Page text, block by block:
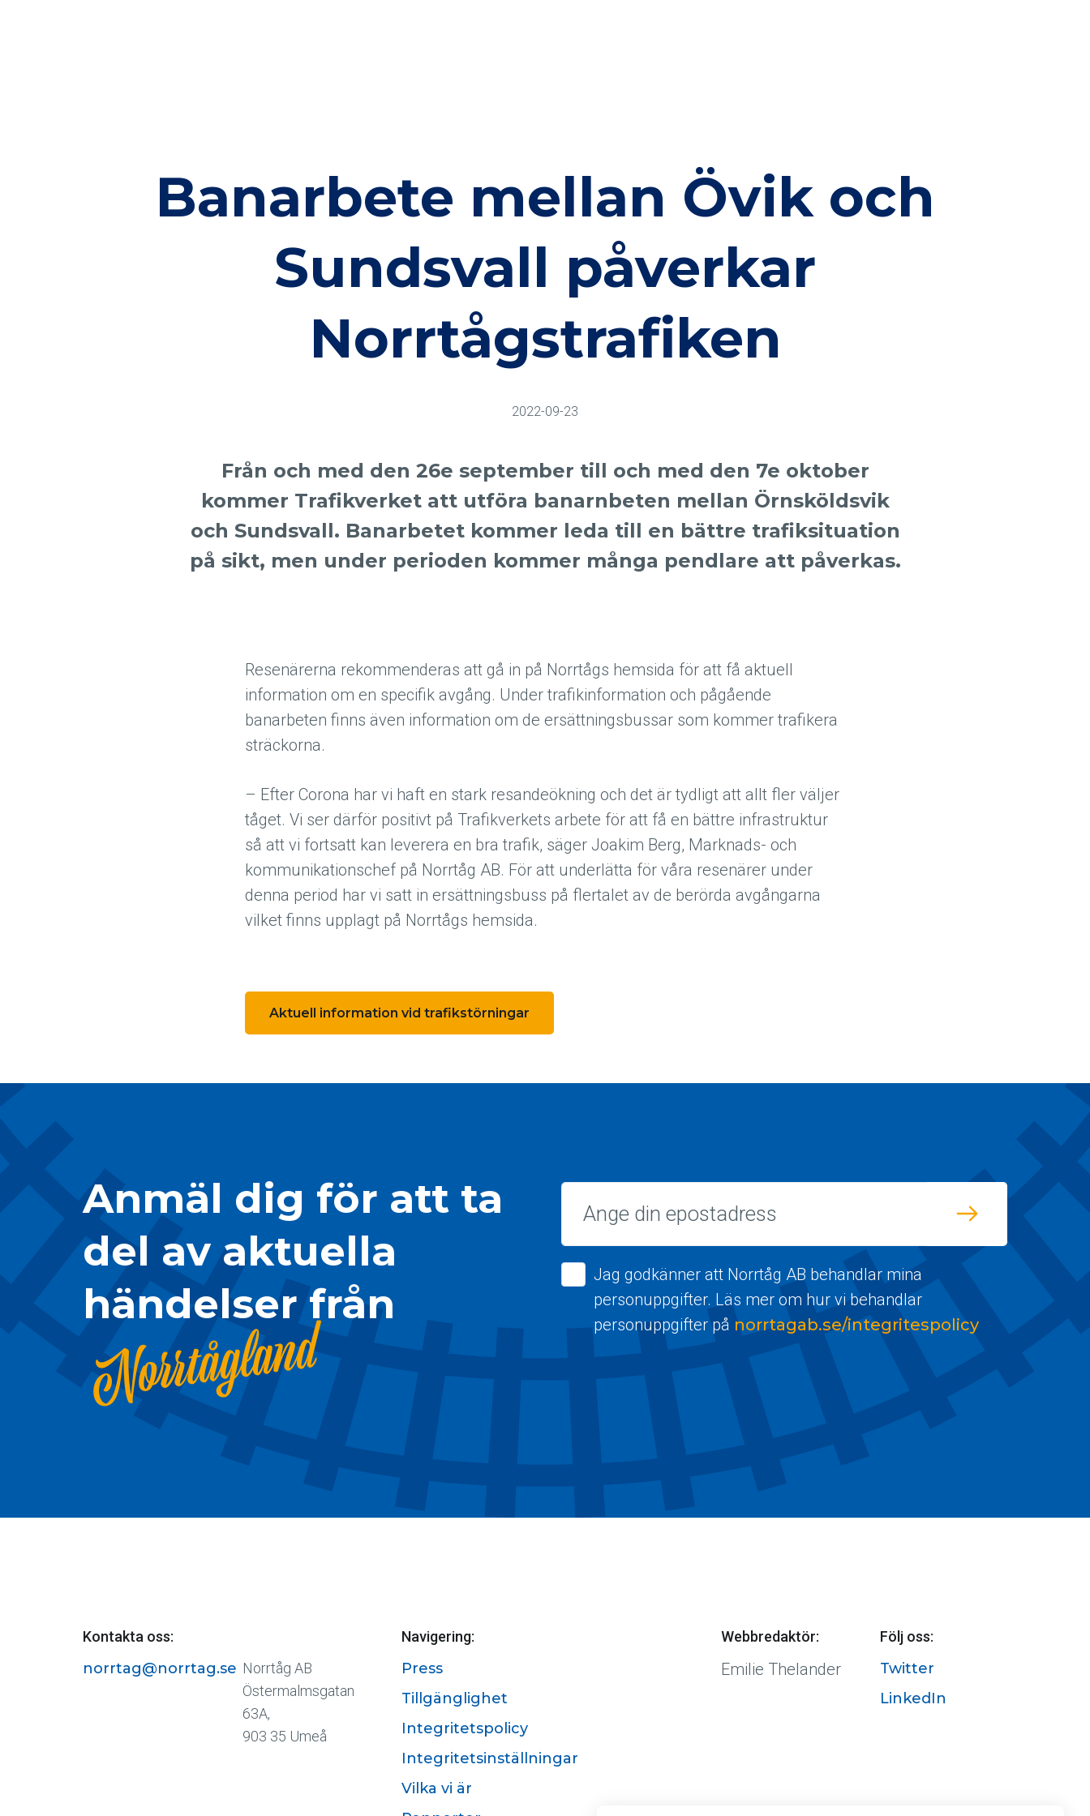
Banarbete mellan Övik och
Sundsvall påverkar
Norrtågstrafiken
2022-09-23
Från och med den 26e september till och med den 7e oktober
kommer Trafikverket att utföra banarnbeten mellan Örnsköldsvik
och Sundsvall. Banarbetet kommer leda till en bättre trafiksituation
på sikt, men under perioden kommer många pendlare att påverkas.
Resenärerna rekommenderas att gå in på Norrtågs hemsida för att få aktuell
information om en specifik avgång. Under trafikinformation och pågående
banarbeten finns även information om de ersättningsbussar som kommer trafikera
sträckorna.
– Efter Corona har vi haft en stark resandeökning och det är tydligt att allt fler väljer
tåget. Vi ser därför positivt på Trafikverkets arbete för att få en bättre infrastruktur
så att vi fortsatt kan leverera en bra trafik, säger Joakim Berg, Marknads- och
kommunikationschef på Norrtåg AB. För att underlätta för våra resenärer under
denna period har vi satt in ersättningsbuss på flertalet av de berörda avgångarna
vilket finns upplagt på Norrtågs hemsida.
Aktuell information vid trafikstörningar
Anmäl dig för att ta
del av aktuella
händelser från
Norrtågland
Jag godkänner att Norrtåg AB behandlar mina
personuppgifter. Läs mer om hur vi behandlar
personuppgifter på norrtagab.se/integritespolicy
Kontakta oss:
norrtag@norrtag.se Norrtåg AB
Östermalmsgatan
63A,
903 35 Umeå
Navigering:
Press
Tillgänglighet
Integritetspolicy
Integritetsinställningar
Vilka vi är
Webbredaktör:
Emilie Thelander
Följ oss:
Twitter
LinkedIn